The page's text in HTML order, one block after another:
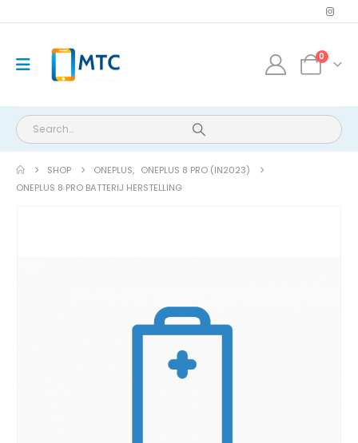
0
SHOP ONEPLUS, ONEPLUS 8 PRO (IN2023)
ONEPLUS 8 PRO BATTERIJ HERSTELLING